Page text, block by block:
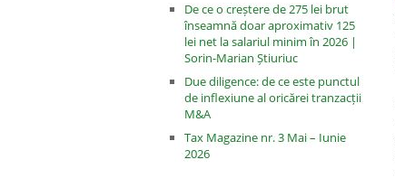
De ce o creștere de 275 lei brut
înseamnă doar aproximativ 125
lei net la salariul minim în 2026 |
Sorin-Marian Știuriuc
Due diligence: de ce este punctul
de inflexiune al oricărei tranzacții
M&A
Tax Magazine nr. 3 Mai – Iunie
2026